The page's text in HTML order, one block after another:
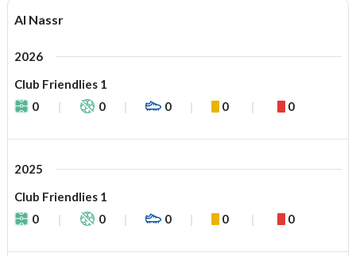
Al Nassr
2026
Club Friendlies 1
0
0 0 0 0
2025
Club Friendlies 1
0
0 0 0 0